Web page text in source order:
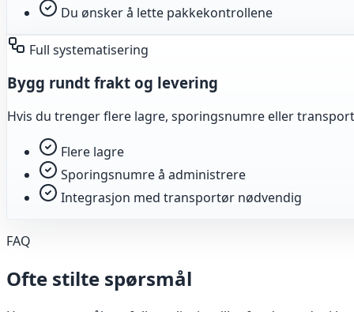
Du ønsker å lette pakkekontrollene
Full systematisering
Bygg rundt frakt og levering
Hvis du trenger flere lagre, sporingsnumre eller
Flere lagre
Sporingsnumre å administrere
Integrasjon med transportør nødvendig
FAQ
Ofte stilte spørsmål